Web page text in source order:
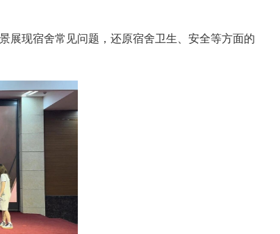
展现宿舍常见问题，还原宿舍卫生、安全等方面的